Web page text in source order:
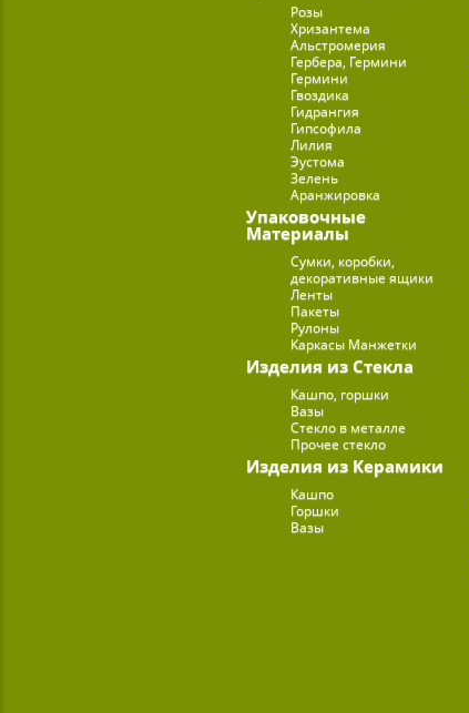
Розы
Хризантема
Альстромерия
Гербера, Гермини
Гермини
Гвоздика
Гидрангия
Гипсофила
Лилия
Эустома
Зелень
Аранжировка
Упаковочные
Материалы
Сумки, коробки,
декоративные ящики
Ленты
Пакеты
Рулоны
Каркасы Манжетки
Изделия из Стекла
Кашпо, горшки
Вазы
Стекло в металле
Прочее стекло
Изделия из Керамики
Кашпо
Горшки
Вазы